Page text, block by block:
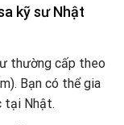
kỹ sư Nhật
thường cấp theo
Bạn có thể gia
tại Nhật.